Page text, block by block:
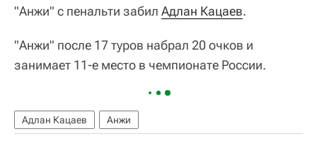
"Анжи" с пенальти забил Адлан Кацаев.
"Анжи" после 17 туров набрал 20 очков и
занимает 11-е место в чемпионате России.
Адлан Кацаев Анжи